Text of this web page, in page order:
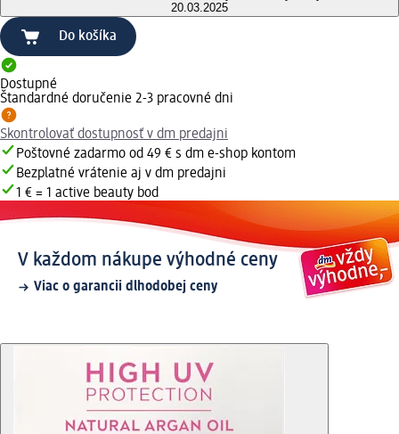
20.03.2025
Do košíka
Dostupné
Štandardné doručenie 2-3 pracovné dni
Skontrolovať dostupnosť v dm predajni
Poštovné zadarmo od 49 € s dm e-shop kontom
Bezplatné vrátenie aj v dm predajni
1 € = 1 active beauty bod
V každom nákupe výhodné ceny
Viac o garancii dlhodobej ceny